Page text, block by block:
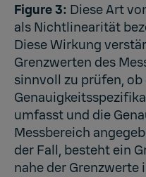
Figure 3: Diese Art
als Nichtlinearität
Diese Wirkung
Grenzwerten des
sinnvoll zu prüfen, ob
umfasst und die
Messbereich
der Fall, besteht ein
nahe der Grenzwerte